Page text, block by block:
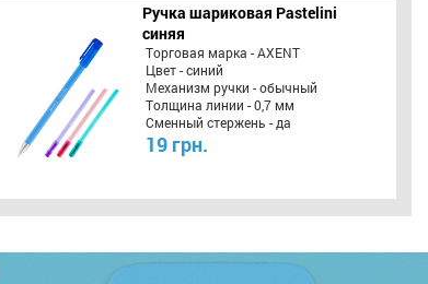
Ручка шариковая Pastelini
синяя
Торговая марка - AXENT
Цвет - синий
Механизм ручки - обычный
Толщина линии - 0,7 мм
Сменный стержень - да
19 грн.